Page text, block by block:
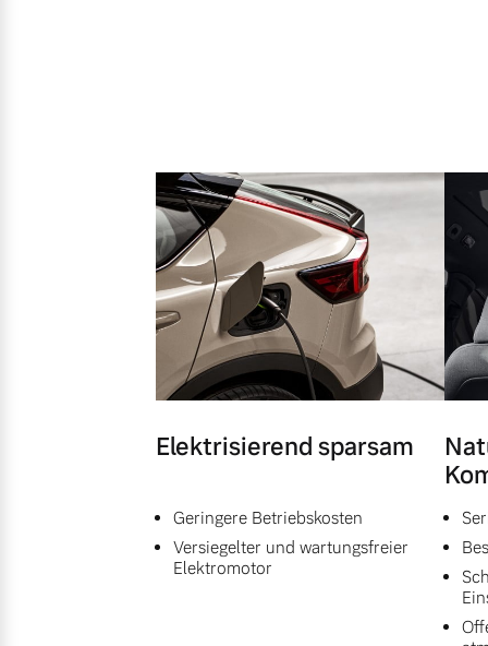
Elektrisierend sparsam
Geringere Betriebskosten
Versiegelter und wartungsfreier
Elektromotor